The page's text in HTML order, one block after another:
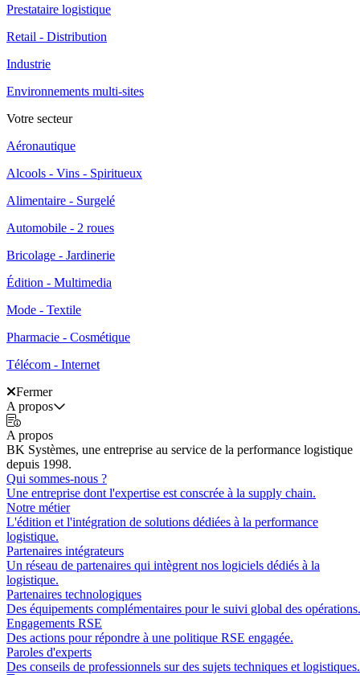
Prestataire logistique
Retail - Distribution
Industrie
Environnements multi-sites
Votre secteur
Aéronautique
Alcools - Vins - Spiritueux
Alimentaire - Surgelé
Automobile - 2 roues
Bricolage - Jardinerie
Édition - Multimedia
Mode - Textile
Pharmacie - Cosmétique
Télécom - Internet
Fermer
A propos
A propos
BK Systèmes, une entreprise au service de la performance logistique
depuis 1998.
Qui sommes-nous ?
Une entreprise dont l'expertise est conscrée à la supply chain.
Notre métier
L'édition et l'intégration de solutions dédiées à la performance
logistique.
Partenaires intégrateurs
Un réseau de partenaires qui intègrent nos logiciels dédiés à la
logistique.
Partenaires technologiques
Des équipements complémentaires pour le suivi global des opérations.
Engagements RSE
Des actions pour répondre à une politique RSE engagée.
Paroles d'experts
Des conseils de professionnels sur des sujets techniques et logistiques.